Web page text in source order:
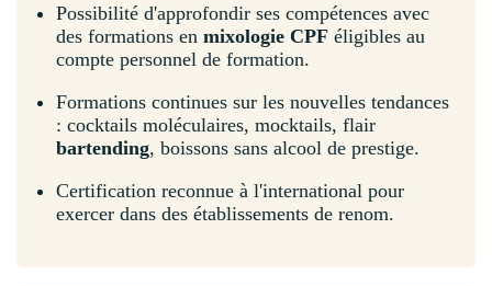
Possibilité d'approfondir ses compétences avec
des formations en mixologie CPF éligibles au
compte personnel de formation.
Formations continues sur les nouvelles tendances
: cocktails moléculaires, mocktails, flair
bartending, boissons sans alcool de prestige.
Certification reconnue à l'international pour
exercer dans des établissements de renom.